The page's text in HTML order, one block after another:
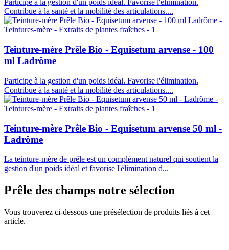
Participe à la gestion d'un poids idéal. Favorise l'élimination.
Contribue à la santé et la mobilité des articulations....
Teinture-mère Prêle Bio - Equisetum arvense - 100
ml Ladrôme
Participe à la gestion d'un poids idéal. Favorise l'élimination.
Contribue à la santé et la mobilité des articulations....
Teinture-mère Prêle Bio - Equisetum arvense 50 ml -
Ladrôme
La teinture-mère de prêle est un complément naturel qui soutient la
gestion d'un poids idéal et favorise l'élimination d...
Prêle des champs notre sélection
Vous trouverez ci-dessous une présélection de produits liés à cet
article.